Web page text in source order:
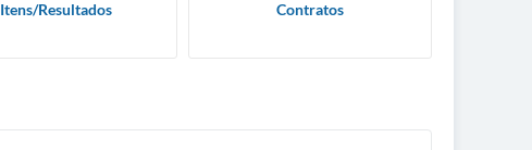
Itens/Resultados Contratos